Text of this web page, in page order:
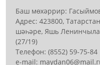
Баш мөхәррир:
Адрес: 423800,
шәһәре, Яшь
(27/19)
Телефон: (8552) 59-75-84
е-mail: